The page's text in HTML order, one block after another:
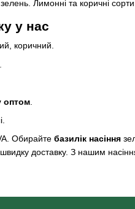
Лимонні та коричні
у нас
коричний.
оптом
Обирайте базилік насіння
швидку доставку. З нашим